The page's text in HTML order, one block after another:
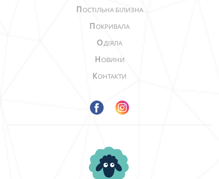
ПОСТІЛЬНА БІЛИЗНА
ПОКРИВАЛА
ОДІЯЛА
НОВИНИ
КОНТАКТИ